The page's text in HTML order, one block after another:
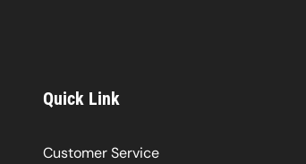
Quick Link
Customer Service